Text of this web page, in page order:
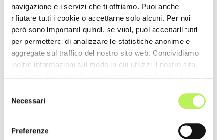
navigazione e i servizi che ti offriamo. Puoi anche
rifiutare tutti i cookie o accettarne solo alcuni. Per noi
però sono importanti quindi, se vuoi, puoi accettarli tutti
per permetterci di analizzare le statistiche anonime e
aggregate sul traffico del nostro sito web. Condividiamo
inoltre informazioni sul modo in cui utilizzi il nostro sito
combinarle con altre informazioni che hai fornito loro o
delNecessari
Preferenze